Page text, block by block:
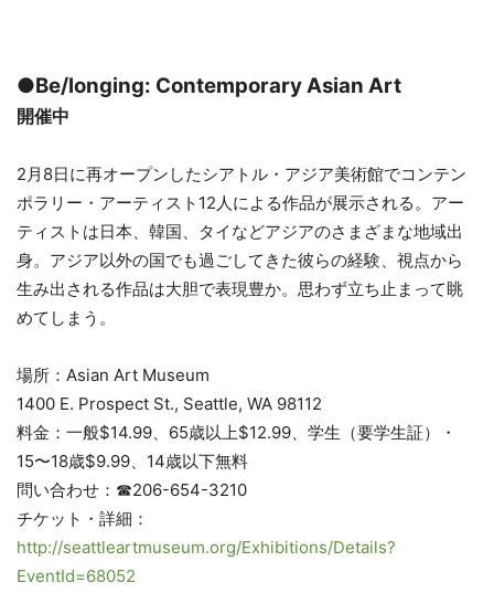
●Be/longing: Contemporary Asian Art
開催中
2月8日に再オープンしたシアトル・アジア美術館でコンテン
ポラリー・アーティスト12人による作品が展示される。アー
ティストは日本、韓国、タイなどアジアのさまざまな地域出
身。アジア以外の国でも過ごしてきた彼らの経験、視点から
生み出される作品は大胆で表現豊か。思わず立ち止まって眺
めてしまう。
場所：Asian Art Museum
1400 E. Prospect St., Seattle, WA 98112
料金：一般$14.99、65歳以上$12.99、学生（要学生証）・
15〜18歳$9.99、14歳以下無料
問い合わせ：☎︎206-654-3210
チケット・詳細：
http://seattleartmuseum.org/Exhibitions/Details?
EventId=68052